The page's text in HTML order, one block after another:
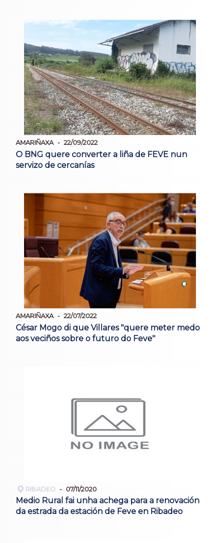
AMARIÑAXA 22/09/2022
O BNG quere converter a liña de FEVE nun
servizo de cercanías
AMARIÑAXA 22/07/2022
César Mogo di que Villares "quere meter medo
aos veciños sobre o futuro do Feve"
RIBADEO 07/11/2020
Medio Rural fai unha achega para a renovación
da estrada da estación de Feve en Ribadeo